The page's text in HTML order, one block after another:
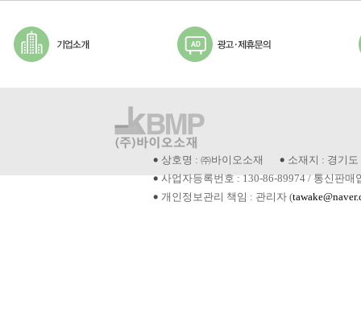
상호명 : ㈜바이오소재
소재지 : 경기
사업자등록번호 : 130-86-89974 / 통신판
개인정보관리 책임 : 관리자 (